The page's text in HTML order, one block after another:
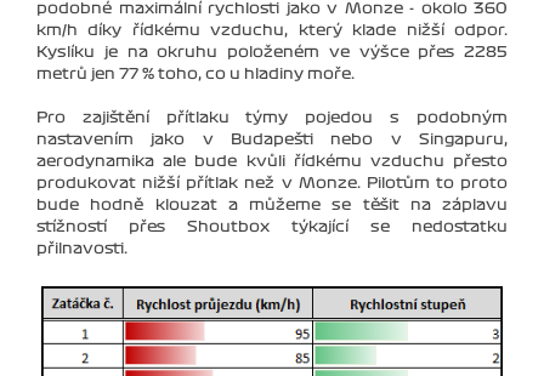
podobné maximální rychlosti jako v Monze - okolo 360
km/h díky řídkému vzduchu, který klade nižší odpor.
Kyslíku je na okruhu položeném ve výšce přes 2285
metrů jen 77 % toho, co u hladiny moře.
Pro zajištění přítlaku týmy pojedou s podobným
nastavením jako v Budapešti nebo v Singapuru,
aerodynamika ale bude kvůli řídkému vzduchu přesto
produkovat nižší přítlak než v Monze. Pilotům to proto
bude hodně klouzat a můžeme se těšit na záplavu
stížností přes Shoutbox týkající se nedostatku
přilnavosti.